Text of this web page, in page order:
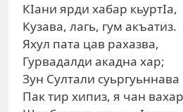
КIани ярди хабар кьуртIа,
Кузава, лагь, гум акъатиз.
Яхул пата цав рахазва,
Гурвадалди акадна хар;
Зун Султали суьргуьннава
Пак тир хипиз, я чан